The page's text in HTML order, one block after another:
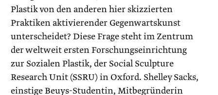
Plastik von den anderen hier skizzierten
Praktiken aktivierender Gegenwartskunst
unterscheidet? Diese Frage steht im Zentrum
der weltweit ersten Forschungseinrichtung
zur Sozialen Plastik, der Social Sculpture
Research Unit (SSRU) in Oxford. Shelley Sacks,
einstige Beuys-Studentin, Mitbegründerin